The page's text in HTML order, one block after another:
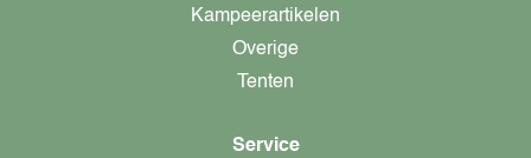
Kampeerartikelen
Overige
Tenten
Service